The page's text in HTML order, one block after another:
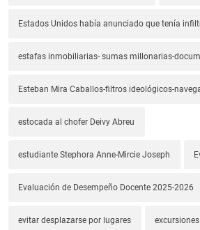
Estados Unidos había anunciado que tenía
estafas inmobiliarias- sumas millonarias-
Esteban Mira Caballos-filtros ideológicos-
estocada al chofer Deivy Abreu
estudiante Stephora Anne-Mircie Joseph
Evaluación de Desempeño Docente 2025-2026
evitar desplazarse por lugares